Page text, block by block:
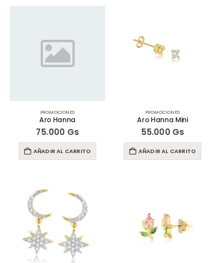
PROMOCIONES
Aro Hanna
75.000 Gs
AÑADIR AL CARRITO
PROMOCIONES
Aro Hanna Mini
55.000 Gs
AÑADIR AL CARRITO